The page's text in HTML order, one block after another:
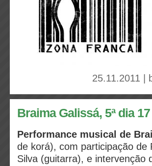
25.11.2011 |
Braima Galissá, 5ª dia
Performance musical de
de korá), com participação de
Silva (guitarra), e intervenção